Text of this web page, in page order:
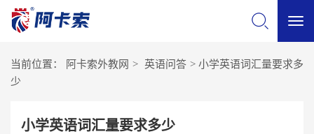
当前位置： 阿卡索外教网 > 英语问答 > 小学英语词汇量要求多
少
小学英语词汇量要求多少